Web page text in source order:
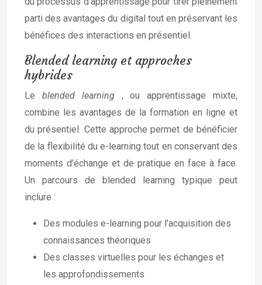
parti des avantages du digital tout en préservant les
bénéfices des interactions en présentiel.
Blended learning et approches
hybrides
Le blended learning , ou apprentissage mixte,
combine les avantages de la formation en ligne et
du présentiel. Cette approche permet de bénéficier
de la flexibilité du e-learning tout en conservant des
moments d’échange et de pratique en face à face.
Un parcours de blended learning typique peut
inclure :
Des modules e-learning pour l’acquisition des
connaissances théoriques
Des classes virtuelles pour les échanges et
les approfondissements